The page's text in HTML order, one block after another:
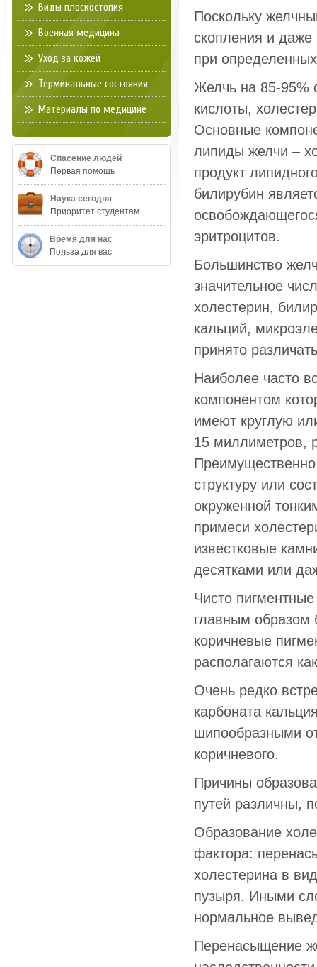
Поскольку
скопления и
при
Желчь на 85-95%
кислоты,
Основные
липиды желчи –
продукт
билирубин
эритроцитов.
Большинство
значительное
холестерин,
кальций,
принято
Наиболее часто
компонентом
имеют круглую
15 миллиметров,
структуру или
окруженной
примеси
известковые
десятками или
Чисто
главным образом
коричневые
располагаются
Очень редко
карбоната
шипообразными
коричневого.
Причины
путей различны,
Образование
фактора:
холестерина в
пузыря. Иными
нормальное
Перенасыщение
Виды плоскостопия
Военная медицина
Уход за кожей
Терминальные состояния
Материалы по медицине
Спасение людей
Первая помощь
Наука сегодня
Приоритет студентам
Время для нас
Польза для вас